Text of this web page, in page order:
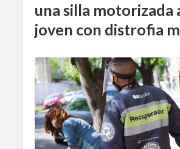
una silla motorizada
joven con distrofia